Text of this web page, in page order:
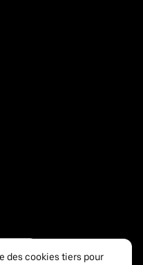
des cookies tiers pour